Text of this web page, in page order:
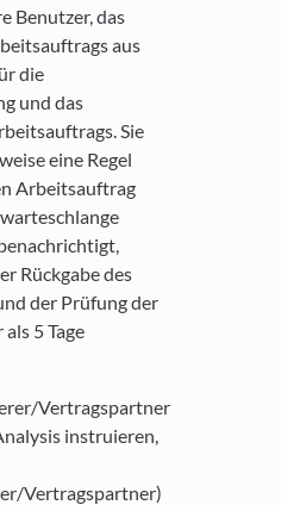
Benutzer, das
aus
die
und das
Sie
eine Regel
Arbeitsauftrag
Rückgabe des
der Prüfung der
5 Tage
Vertragspartner
instruieren,
Vertragspartner)